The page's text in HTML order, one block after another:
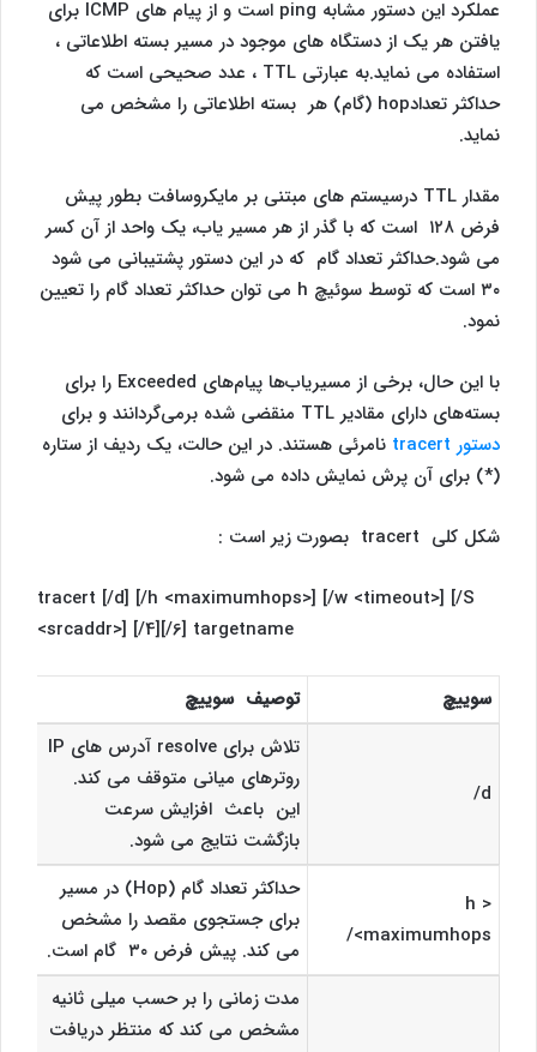
عملکرد این دستور مشابه ping است و از پیام های ICMP برای
یافتن هر یک از دستگاه های موجود در مسیر بسته اطلاعاتی ،
استفاده می نماید.به عبارتی TTL ، عدد صحیحی است که
حداکثر تعدادhop (گام) هر بسته اطلاعاتی را مشخص می
نماید.
مقدار TTL درسیستم های مبتنی بر مایکروسافت بطور پیش
فرض ۱۲۸ است که با گذر از هر مسیر یاب، یک واحد از آن کسر
می شود.حداکثر تعداد گام که در این دستور پشتیبانی می شود
۳۰ است که توسط سوئیچ h می توان حداکثر تعداد گام را تعیین
نمود.
با این حال، برخی از مسیریاب‌ها پیام‌های Exceeded را برای
بسته‌های دارای مقادیر TTL منقضی شده برمی‌گردانند و برای
دستور tracert
نامرئی هستند. در این حالت، یک ردیف از ستاره
(*) برای آن پرش نمایش داده می شود.
شکل کلی tracert بصورت زیر است :
tracert [/d] [/h <maximumhops>] [/w <timeout>] [/S
<srcaddr>] [/4][/6] targetname
سوییچ توصیف سوییچ
d/
تلاش برای resolve آدرس های IP
روترهای میانی متوقف می کند.
این باعث افزایش سرعت
بازگشت نتایج می شود.
< h
<maximumhops/
حداکثر تعداد گام (Hop) در مسیر
برای جستجوی مقصد را مشخص
می کند. پیش فرض ۳۰ گام است.
مدت زمانی را بر حسب میلی ثانیه
مشخص می کند که منتظر دریافت